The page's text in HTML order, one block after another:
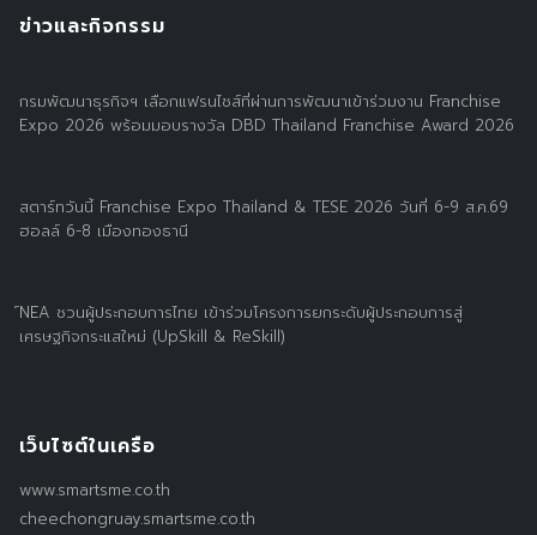
ข่าวและกิจกรรม
กรมพัฒนาธุรกิจฯ เลือกแฟรนไชส์ที่ผ่านการพัฒนาเข้าร่วมงาน Franchise
Expo 2026 พร้อมมอบรางวัล DBD Thailand Franchise Award 2026
สตาร์ทวันนี้ Franchise Expo Thailand & TESE 2026 วันที่ 6-9 ส.ค.69
ฮอลล์ 6-8 เมืองทองธานี
์NEA ชวนผู้ประกอบการไทย เข้าร่วมโครงการยกระดับผู้ประกอบการสู่
เศรษฐกิจกระแสใหม่ (UpSkill & ReSkill)
เว็บไซต์ในเครือ
www.smartsme.co.th
cheechongruay.smartsme.co.th